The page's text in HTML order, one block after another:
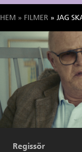
Du är här
HEM » FILMER » JAG
Regissör